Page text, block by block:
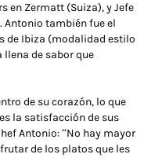
en Zermatt (Suiza), y Jefe
Antonio también fue el
de Ibiza (modalidad estilo
llena de sabor que
de su corazón, lo que
la satisfacción de sus
Antonio: “No hay mayor
de los platos que les